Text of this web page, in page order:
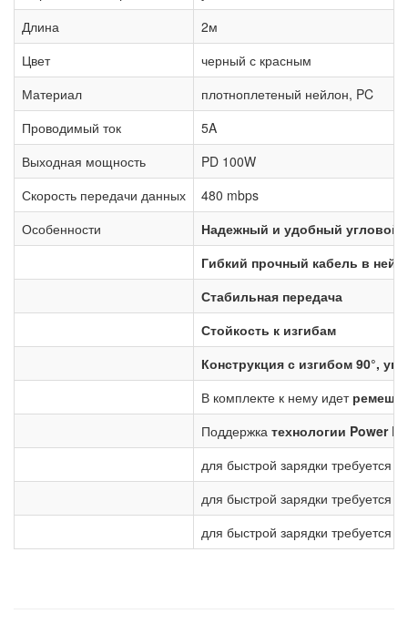
Длина
2м
Цвет
черный с красным
Материал
плотноплетеный нейлон, PC
Проводимый ток
5A
Выходная мощность
PD 100W
Скорость передачи данных
480 mbps
Особенности
Надежный и удобный угловой
Гибкий прочный кабель в
Стабильная передача
Стойкость к изгибам
Конструкция с изгибом 90°,
В комплекте к нему идет
Поддержка технологии Power
для быстрой зарядки требуется
для быстрой зарядки требуется
для быстрой зарядки требуется